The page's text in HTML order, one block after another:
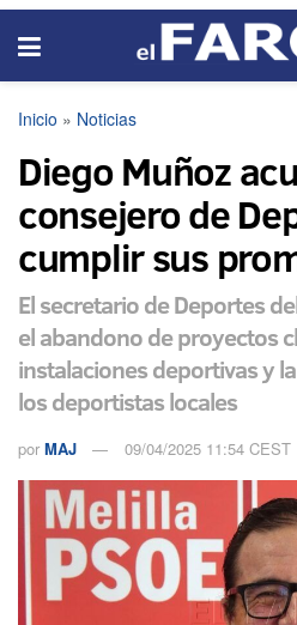
Inicio » Noticias
Diego Muñoz
consejero de
cumplir sus
El secretario de Deportes
el abandono de proyectos
instalaciones deportivas y
los deportistas locales
por MAJ 09/04/2025 11:54 CEST